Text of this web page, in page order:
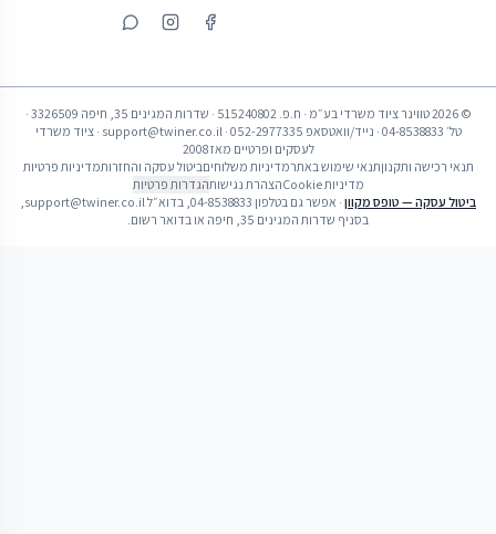
©
2026טווינר ציוד משרדי בע״מ · ח.פ.515240802
· שדרות המגינים 35, חיפה 3326509
·
טל׳ 04-8538833 · נייד/וואטסאפ 052-2977335
·
support@twiner.co.il · ציוד משרדי
לעסקים ופרטיים מאז2008
תנאי רכישה ותקנוןתנאי שימוש באתרמדיניות משלוחיםביטול עסקה והחזרותמדיניות פרטיות
מדיניות Cookie
הצהרת נגישותהגדרות פרטיות
ביטול עסקה — טופס מקוון · אפשר גם בטלפון 04-8538833, בדוא״לsupport@twiner.co.il
,
בסניף שדרות המגינים 35, חיפה או בדואר רשום.